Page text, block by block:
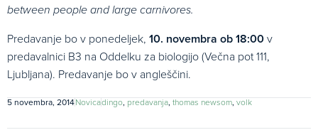
between people and large carnivores.
Predavanje bo v ponedeljek, 10. novembra ob 18:00v
predavalnici B3 na Oddelku za biologijo (Večna pot 111,
Ljubljana). Predavanje bo v angleščini.
5 novembra, 2014Novicadingo,predavanja,thomas newsom,volk